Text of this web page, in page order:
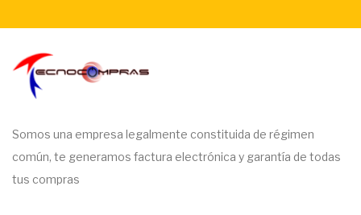
Somos una empresa legalmente constituida de régimen
común, te generamos factura electrónica y garantía de todas
tus compras